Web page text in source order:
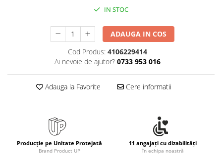
IN STOC
ADAUGA IN COS
Cod Produs: 4106229414
Ai nevoie de ajutor? 0733 953 016
Adauga la Favorite Cere informatii
Producție pe Unitate Protejată
Brand Product UP
11 angajați cu dizabilități
în echipa noastră